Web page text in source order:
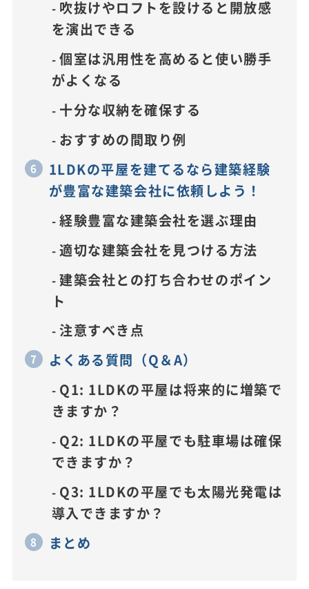
吹抜けやロフトを設けると開放感
を演出できる
個室は汎用性を高めると使い勝手
がよくなる
十分な収納を確保する
おすすめの間取り例
1LDKの平屋を建てるなら建築経験
が豊富な建築会社に依頼しよう！
経験豊富な建築会社を選ぶ理由
適切な建築会社を見つける方法
建築会社との打ち合わせのポイン
ト
注意すべき点
よくある質問（Q＆A）
Q1: 1LDKの平屋は将来的に増築で
きますか？
Q2: 1LDKの平屋でも駐車場は確保
できますか？
Q3: 1LDKの平屋でも太陽光発電は
導入できますか？
まとめ